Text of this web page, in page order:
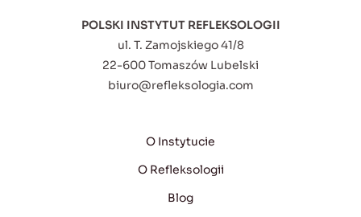
POLSKI INSTYTUT REFLEKSOLOGII
ul. T. Zamojskiego 41/8
22-600 Tomaszów Lubelski
biuro@refleksologia.com
O Instytucie
O Refleksologii
Blog